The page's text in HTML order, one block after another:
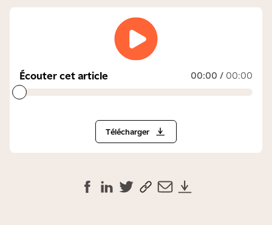
Écouter cet article 00:00 / 00:00
Télécharger